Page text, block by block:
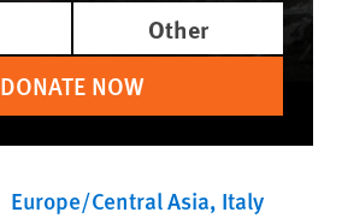
Other
DONATE NOW
Europe/Central Asia Italy